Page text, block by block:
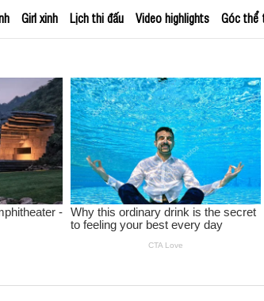
Girl xinh Lịch thi đấu Video highlights Góc thể